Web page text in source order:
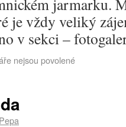
jarmarku.
je vždy veliký
v sekci –
nejsou povolené
Pepa